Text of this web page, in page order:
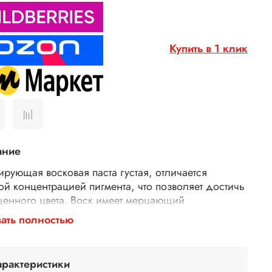
Купить в 1 клик
восковая паста густая, отличается
концентрацией пигмента, что позволяет достичь
цвета. Воск имеет мерцающий
оттенок, который придаст вашему
эффектный вид. Паста не имеет неприятного
благодаря наличию акрила и пчелиного воска,
полностью